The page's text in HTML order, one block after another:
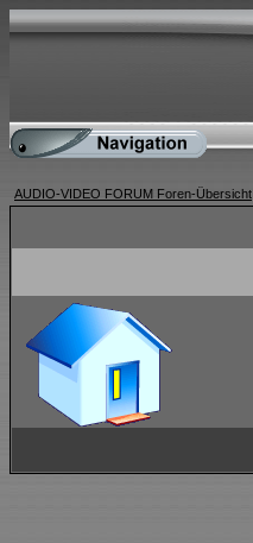
AUDIO-VIDEO FORUM Foren-Übersicht